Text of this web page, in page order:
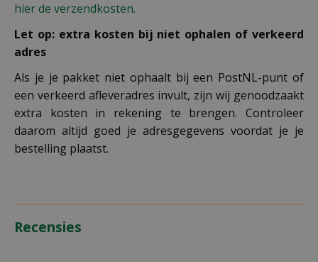
hier de verzendkosten.
Let op: extra kosten bij niet ophalen of verkeerd
adres
Als je je pakket niet ophaalt bij een PostNL-punt of
een verkeerd afleveradres invult, zijn wij genoodzaakt
extra kosten in rekening te brengen. Controleer
daarom altijd goed je adresgegevens voordat je je
bestelling plaatst.
Recensies